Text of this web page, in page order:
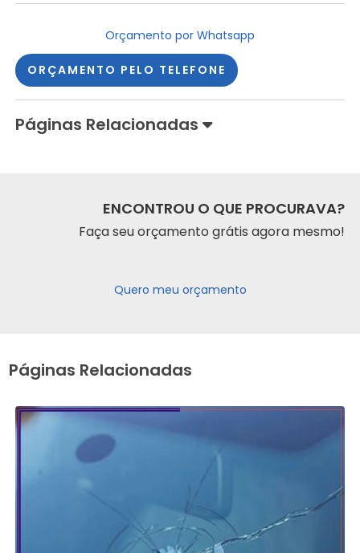
Orçamento por Whatsapp
ORÇAMENTO PELO TELEFONE
Páginas Relacionadas
ENCONTROU O QUE PROCURAVA?
Faça seu orçamento grátis agora mesmo!
Quero meu orçamento
Páginas Relacionadas